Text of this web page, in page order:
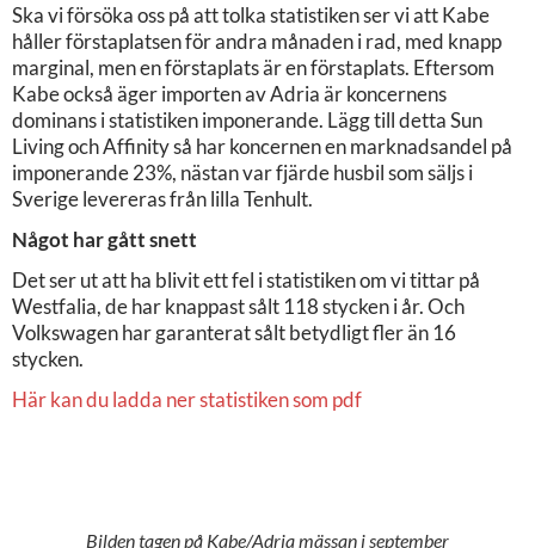
Ska vi försöka oss på att tolka statistiken ser vi att Kabe
håller förstaplatsen för andra månaden i rad, med knapp
marginal, men en förstaplats är en förstaplats. Eftersom
Kabe också äger importen av Adria är koncernens
dominans i statistiken imponerande. Lägg till detta Sun
Living och Affinity så har koncernen en marknadsandel på
imponerande 23%, nästan var fjärde husbil som säljs i
Sverige levereras från lilla Tenhult.
Något har gått snett
Det ser ut att ha blivit ett fel i statistiken om vi tittar på
Westfalia, de har knappast sålt 118 stycken i år. Och
Volkswagen har garanterat sålt betydligt fler än 16
stycken.
Här kan du ladda ner statistiken som pdf
Bilden tagen på Kabe/Adria mässan i september